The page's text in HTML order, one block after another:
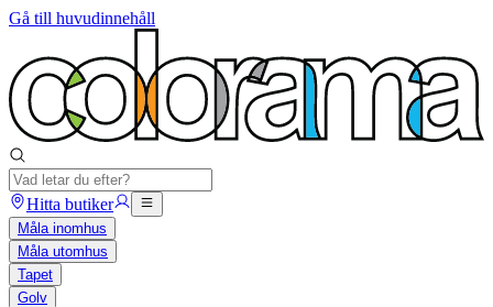
Gå till huvudinnehåll
Hitta butiker
Måla inomhus
Måla utomhus
Tapet
Golv